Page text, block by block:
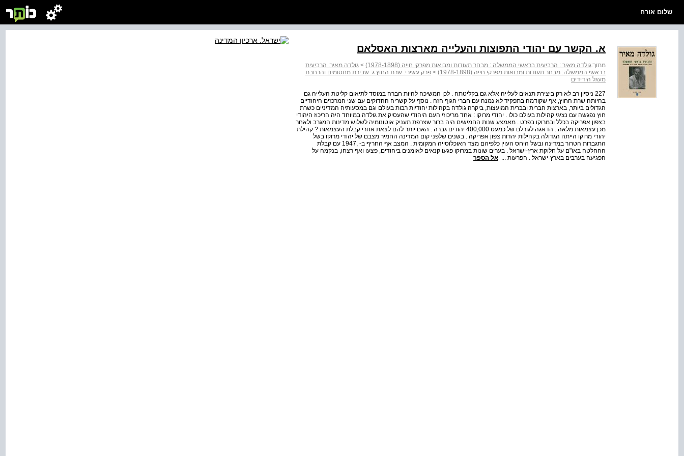
שלום אורח
א. הקשר עם יהודי התפוצות והעלייה מארצות האסלאם
מתוך:גולדה מאיר : הרביעית בראשי הממשלה : מבחר תעודות ומבואות מפרקי חייה (1978-1898) > גולדה מאיר: הרביעית
בראשי הממשלה: מבחר תעודות ומבואות מפרקי חייה (1978-1898)
> פרק עשירי: שרת החוץ ג: שבירת מחסומים והרחבת
מעגל הידידים
227 ניסיון רב לא רק ביצירת תנאים לעלייה אלא גם בקליטתה . לכן המשיכה להיות חברה במוסד לתיאום קליטת העלייה גם
בהיותה שרת החוץ, אף שקודמה בתפקיד לא נמנה עם חברי הגוף הזה . נוסף על קשריה ההדוקים עם שני המרכזים היהודיים
הגדולים ביותר, בארצות הברית ובברית המועצות, ביקרה גולדה בקהילות יהודיות רבות בעולם וגם במסעותיה המדיניים כשרת
חוץ נפגשה עם נציגי קהילות בעולם כולו . יהודי מרוקו : אחד מריכוזי העם היהודי שהעסיק את גולדה במיוחד היה הריכוז היהודי
בצפון אפריקה בכלל ובמרוקו בפרט . מאמצע שנות החמישים היה ברור שצרפת תעניק אוטונומיה לשלוש מדינות המגרב ולאחר
מכן עצמאות מלאה . הדאגה לגורלם של כמעט 400,000 יהודים גברה . האם יותר להם לצאת אחרי קבלת העצמאות ? קהילת
יהודי מרוקו הייתה הגדולה בקהילות יהדות צפון אפריקה . בשנים שלפני קום המדינה החמיר מצבם של יהודי מרוקו בשל
התגברות הטרור במדינה ובשל היחס העוין כלפיהם מצד האוכלוסייה המקומית . המצב אף החריף ב- ,1947 עם קבלת
ההחלטה באו"ם על חלוקת ארץ-ישראל . בערים שונות במרוקו פגעו קנאים לאומנים ביהודים, פצעו ואף רצחו, בנקמה על
הפגיעה בערבים בארץ-ישראל . הפרעות ... אל הספר